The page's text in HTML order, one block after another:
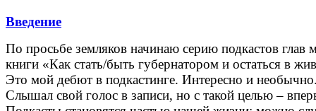
Введение
По просьбе земляков начинаю серию подкастов глав
книги «Как стать/быть губернатором и остаться в
Это мой дебют в подкастинге. Интересно и
Слышал свой голос в записи, но с такой целью –